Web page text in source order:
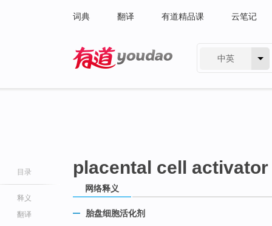
词典 翻译 有道精品课 云笔记
中英
目录
释义
翻译
placental cell activator
网络释义
胎盘细胞活化剂